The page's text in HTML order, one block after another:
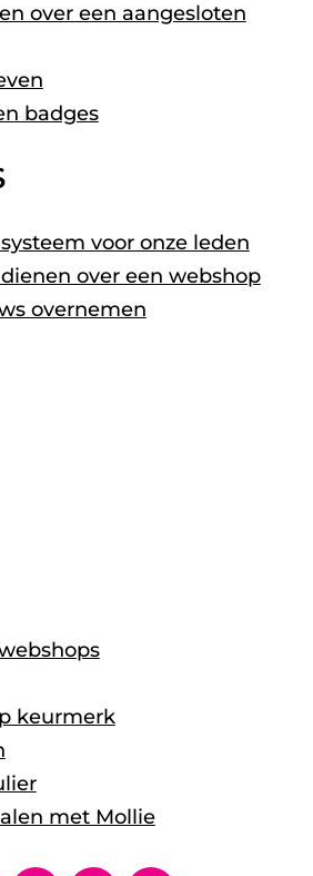
over een aangesloten
badges
voor onze leden
over een webshop
overnemen
keurmerk
met Mollie